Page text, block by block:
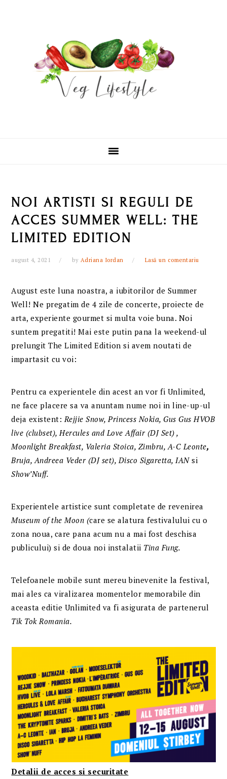
NOI ARTISTI SI REGULI DE
ACCES SUMMER WELL: THE
LIMITED EDITION
august 4, 2021 by Adriana Iordan Lasă un comentariu
August este luna noastra, a iubitorilor de Summer
Well! Ne pregatim de 4 zile de concerte, proiecte de
arta, experiente gourmet si multa voie buna. Noi
suntem pregatiti! Mai este putin pana la weekend-ul
prelungit The Limited Edition si avem noutati de
impartasit cu voi:
Pentru ca experientele din acest an vor fi Unlimited,
ne face placere sa va anuntam nume noi in line-up-ul
deja existent:Rejjie Snow,Princess Nokia, Gus GusHVOB
live (clubset),Hercules and Love Affair (DJ Set),
Moonlight Breakfast, Valeria Stoica, Zimbru,A-C Leonte,
Bruja,Andreea Veder (DJ set),Disco Sigaretta, IANsi
Show’Nuff.
Experientele artistice sunt completate de revenirea
Museum of the Moon (care se alatura festivalului cu o
zona noua, care pana acum nu a mai fost deschisa
publicului) si de doua noi instalatii Tina Fung.
Telefoanele mobile sunt mereu binevenite la festival,
mai ales ca viralizarea momentelor memorabile din
aceasta editie Unlimited va fi asigurata de partenerul
Tik Tok Romania.
Detalii de acces si securitate